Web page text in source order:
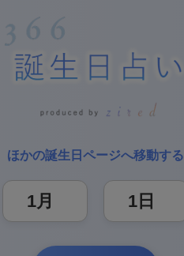
ほかの誕生日ページへ移動する